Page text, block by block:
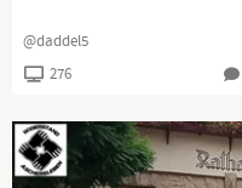
@daddel5
276